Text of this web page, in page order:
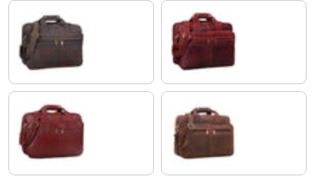
morino - marron rosso
rouge - marron zamora - marron